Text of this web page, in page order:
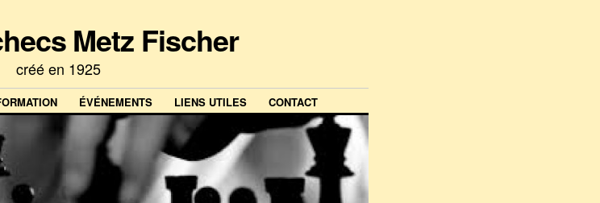
Metz Fischer
créé en 1925
ÉVÉNEMENTS LIENS UTILES CONTACT